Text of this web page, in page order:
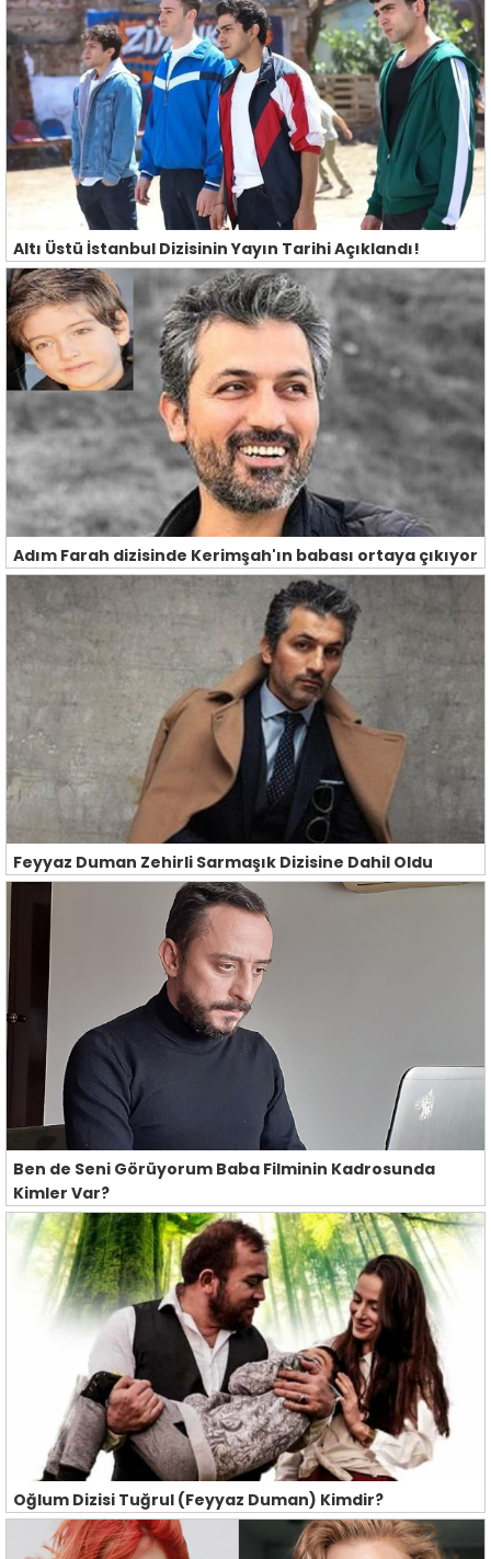
Altı Üstü İstanbul Dizisinin Yayın Tarihi Açıklandı!
Adım Farah dizisinde Kerimşah'ın babası ortaya çıkıyor
Feyyaz Duman Zehirli Sarmaşık Dizisine Dahil Oldu
Ben de Seni Görüyorum Baba Filminin Kadrosunda
Kimler Var?
Oğlum Dizisi Tuğrul (Feyyaz Duman) Kimdir?